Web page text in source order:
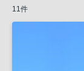
11件